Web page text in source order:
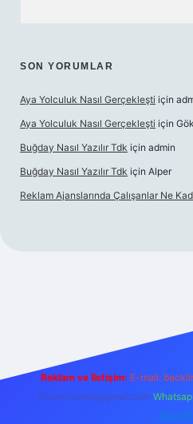
SON YORUMLAR
Aya Yolculuk Nasıl Gerçekleşti için
Aya Yolculuk Nasıl Gerçekleşti için
Buğday Nasıl Yazılır Tdk için admin
Buğday Nasıl Yazılır Tdk için Alper
Reklam Ajanslarında Çalışanlar Ne
Reklam ve İletişim: E-mail:
forumhizmeti@gmail.com